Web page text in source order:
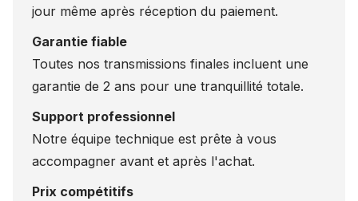
jour même après réception du paiement.
Garantie fiable
Toutes nos transmissions finales incluent une
garantie de 2 ans pour une tranquillité totale.
Support professionnel
Notre équipe technique est prête à vous
accompagner avant et après l'achat.
Prix compétitifs